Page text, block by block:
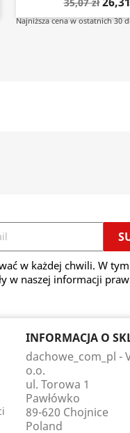
Najniższa cena w ostatnich 30
w każdej chwili. W
w naszej informacji
INFORMACJA O
dachowe_com_pl -
o.o.
ul. Torowa 1
Pawłówko
89-620 Chojnice
Poland